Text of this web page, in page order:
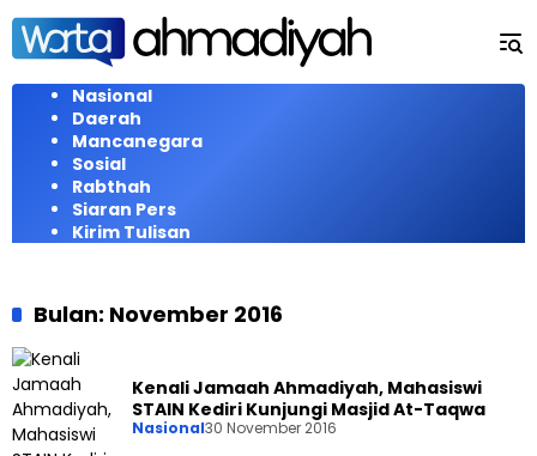
Langsung
konten
Nasional
Daerah
Mancanegara
Sosial
Rabthah
Siaran Pers
Kirim Tulisan
Bulan: November 2016
Kenali Jamaah Ahmadiyah, Mahasiswi
STAIN Kediri Kunjungi Masjid At-Taqwa
Nasional30 November 2016